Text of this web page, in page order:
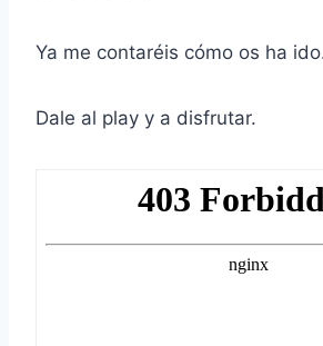
Ya me contaréis cómo os ha
Dale al play y a disfrutar.